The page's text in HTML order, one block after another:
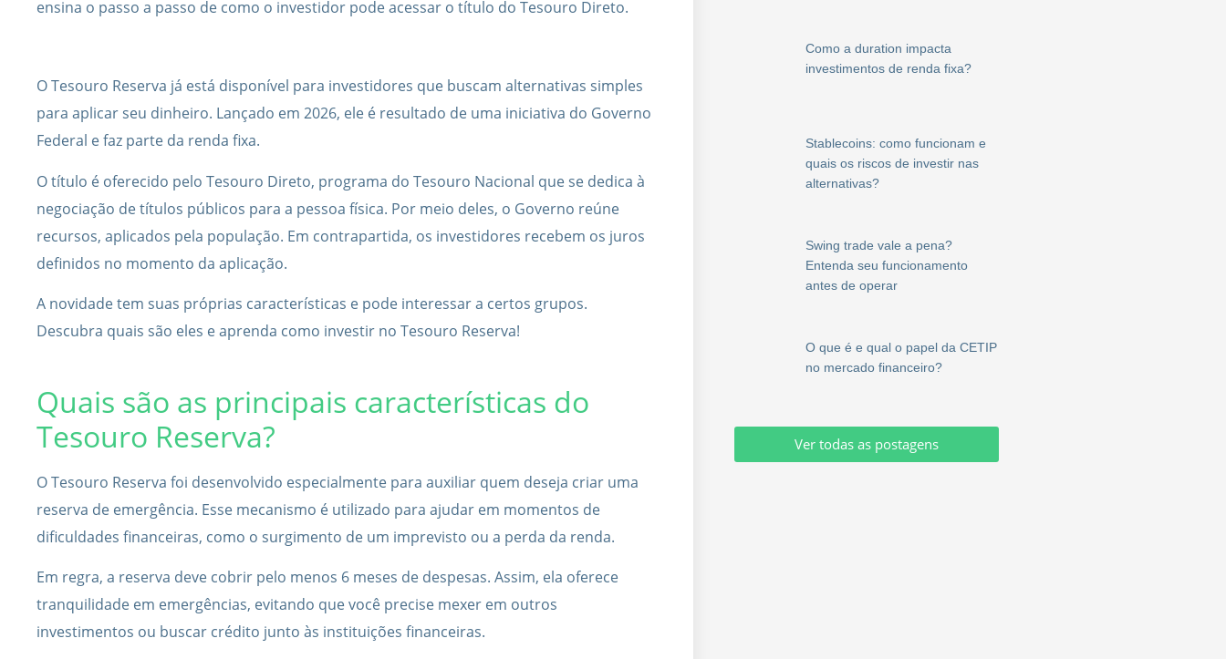
ensina o passo a passo de como o investidor pode acessar o título do Tesouro Direto.
O Tesouro Reserva já está disponível para investidores que buscam alternativas simples
para aplicar seu dinheiro. Lançado em 2026, ele é resultado de uma iniciativa do Governo
Federal e faz parte da renda fixa.
O título é oferecido pelo Tesouro Direto, programa do Tesouro Nacional que se dedica à
negociação de títulos públicos para a pessoa física. Por meio deles, o Governo reúne
recursos, aplicados pela população. Em contrapartida, os investidores recebem os juros
definidos no momento da aplicação.
A novidade tem suas próprias características e pode interessar a certos grupos.
Descubra quais são eles e aprenda como investir no Tesouro Reserva!
Quais são as principais características do
Tesouro Reserva?
O Tesouro Reserva foi desenvolvido especialmente para auxiliar quem deseja criar uma
reserva de emergência. Esse mecanismo é utilizado para ajudar em momentos de
dificuldades financeiras, como o surgimento de um imprevisto ou a perda da renda.
Em regra, a reserva deve cobrir pelo menos 6 meses de despesas. Assim, ela oferece
tranquilidade em emergências, evitando que você precise mexer em outros
investimentos ou buscar crédito junto às instituições financeiras.
Como a duration impacta
investimentos de renda fixa?
Stablecoins: como funcionam e
quais os riscos de investir nas
alternativas?
Swing trade vale a pena?
Entenda seu funcionamento
antes de operar
O que é e qual o papel da CETIP
no mercado financeiro?
Ver todas as postagens